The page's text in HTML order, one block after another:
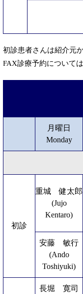
初診患者さんは紹介元
FAX診療予約について
月曜日
Monday
初診
重城 健太郎
(Jujo
Kentaro)
安藤 敏行
(Ando
Toshiyuki)
長堀 寛司